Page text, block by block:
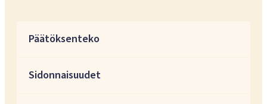
Päätöksenteko
Sidonnaisuudet